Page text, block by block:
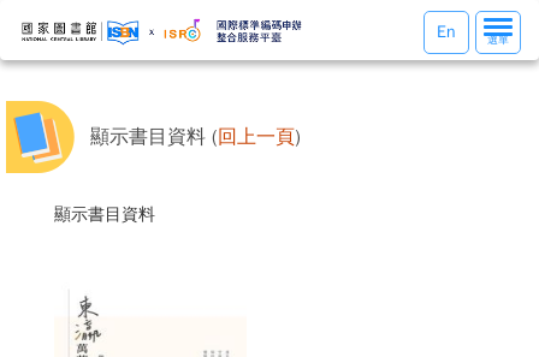
選
單
選單
En
顯示書目資料 (回上一頁)
顯示書目資料